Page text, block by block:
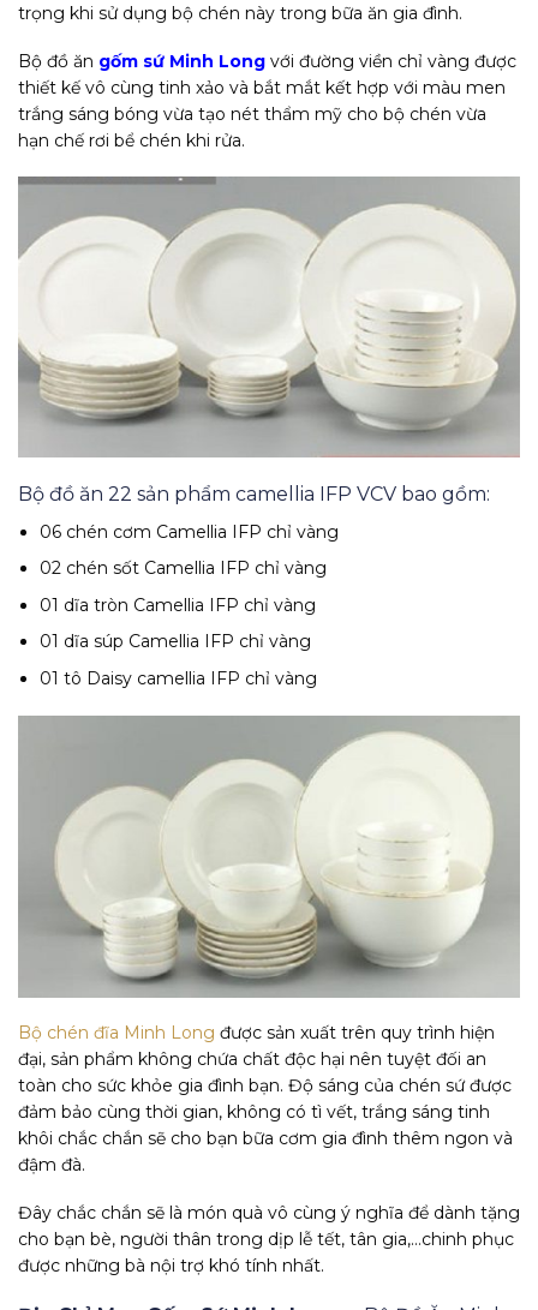
trọng khi sử dụng bộ chén này trong bữa ăn gia đình.
Bộ đồ ăn gốm sứ Minh Long với đường viền chỉ vàng được
thiết kế vô cùng tinh xảo và bắt mắt kết hợp với màu men
trắng sáng bóng vừa tạo nét thẩm mỹ cho bộ chén vừa
hạn chế rơi bể chén khi rửa.
Bộ đồ ăn 22 sản phẩm camellia IFP VCV bao gồm:
06 chén cơm Camellia IFP chỉ vàng
02 chén sốt Camellia IFP chỉ vàng
01 dĩa tròn Camellia IFP chỉ vàng
01 dĩa súp Camellia IFP chỉ vàng
01 tô Daisy camellia IFP chỉ vàng
Bộ chén đĩa Minh Long được sản xuất trên quy trình hiện
đại, sản phẩm không chứa chất độc hại nên tuyệt đối an
toàn cho sức khỏe gia đình bạn. Độ sáng của chén sứ được
đảm bảo cùng thời gian, không có tì vết, trắng sáng tinh
khôi chắc chắn sẽ cho bạn bữa cơm gia đình thêm ngon và
đậm đà.
Đây chắc chắn sẽ là món quà vô cùng ý nghĩa để dành tặng
cho bạn bè, người thân trong dịp lễ tết, tân gia,…chinh phục
được những bà nội trợ khó tính nhất.